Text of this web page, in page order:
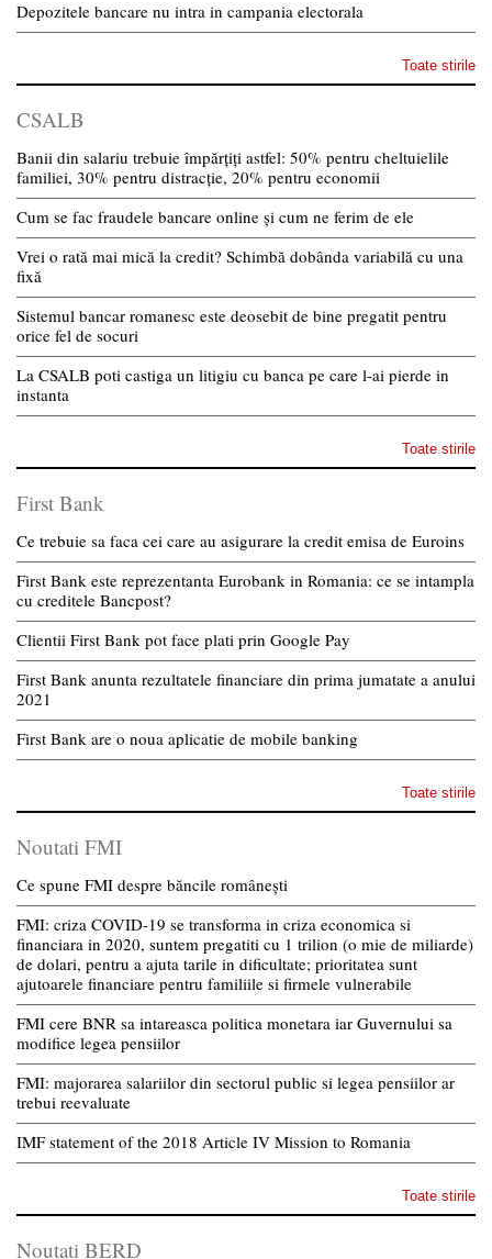
Depozitele bancare nu intra in campania electorala
Toate stirile
CSALB
Banii din salariu trebuie împărțiți astfel: 50% pentru cheltuielile
familiei, 30% pentru distracție, 20% pentru economii
Cum se fac fraudele bancare online și cum ne ferim de ele
Vrei o rată mai mică la credit? Schimbă dobânda variabilă cu una
fixă
Sistemul bancar romanesc este deosebit de bine pregatit pentru
orice fel de socuri
La CSALB poti castiga un litigiu cu banca pe care l-ai pierde in
instanta
Toate stirile
First Bank
Ce trebuie sa faca cei care au asigurare la credit emisa de Euroins
First Bank este reprezentanta Eurobank in Romania: ce se intampla
cu creditele Bancpost?
Clientii First Bank pot face plati prin Google Pay
First Bank anunta rezultatele financiare din prima jumatate a anului
2021
First Bank are o noua aplicatie de mobile banking
Toate stirile
Noutati FMI
Ce spune FMI despre băncile românești
FMI: criza COVID-19 se transforma in criza economica si
financiara in 2020, suntem pregatiti cu 1 trilion (o mie de miliarde)
de dolari, pentru a ajuta tarile in dificultate; prioritatea sunt
ajutoarele financiare pentru familiile si firmele vulnerabile
FMI cere BNR sa intareasca politica monetara iar Guvernului sa
modifice legea pensiilor
FMI: majorarea salariilor din sectorul public si legea pensiilor ar
trebui reevaluate
IMF statement of the 2018 Article IV Mission to Romania
Toate stirile
Noutati BERD